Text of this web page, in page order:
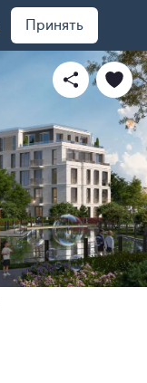
Принять